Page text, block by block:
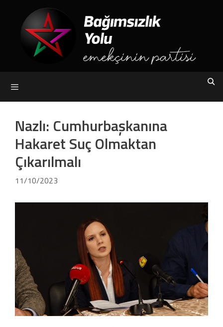
content
Nazlı: Cumhurbaşkanına
Hakaret Suç Olmaktan
Çıkarılmalı
11/10/2023